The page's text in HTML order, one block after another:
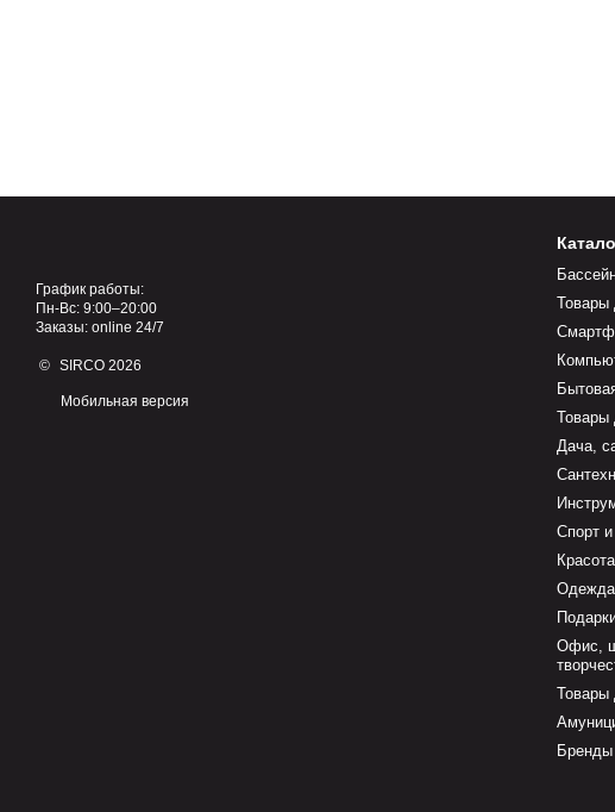
График работы:
Пн-Вс: 9:00–20:00
Заказы: online 24/7
© SIRCO 2026
Мобильная версия
Товары
Товары
Дача,
Спорт
Офис,
Товары
Бренды